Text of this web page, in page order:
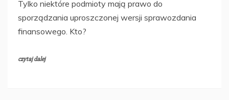
Tylko niektóre podmioty mają prawo do
sporządzania uproszczonej wersji sprawozdania
finansowego. Kto?
czytaj dalej